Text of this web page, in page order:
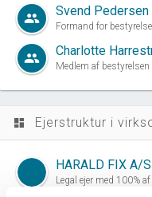
group Svend Pedersen
Formand for
group Charlotte
Medlem af
dashboard Ejerstruktur i
HARALD FIX A/S
Legal ejer med 100%